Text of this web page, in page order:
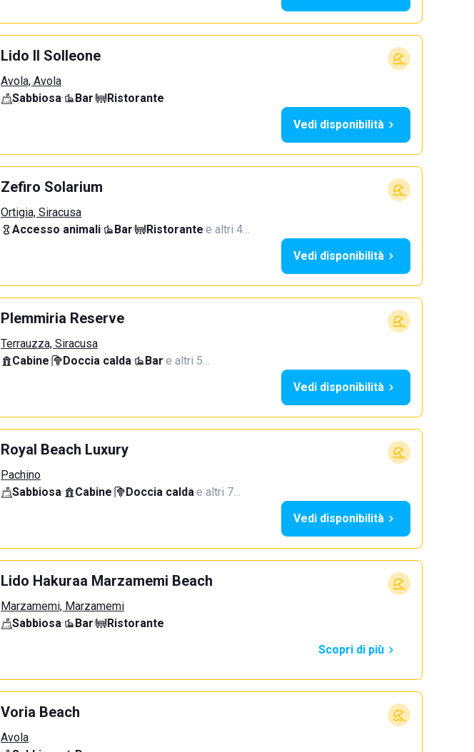
Lido Il Solleone
Avola, Avola
Sabbiosa· Bar·
Ristorante
Vedi disponibilità
Zefiro Solarium
Ortigia, Siracusa
Accesso animali· Bar· Ristorante·e altri 4…
Vedi disponibilità
Plemmiria Reserve
Terrauzza, Siracusa
Cabine· Doccia calda· Bar·e altri 5…
Vedi disponibilità
Royal Beach Luxury
Pachino
Sabbiosa· Cabine· Doccia calda·e altri 7…
Vedi disponibilità
Lido Hakuraa Marzamemi Beach
Marzamemi, Marzamemi
Sabbiosa· Bar·
Ristorante
Scopri di più
Voria Beach
Avola